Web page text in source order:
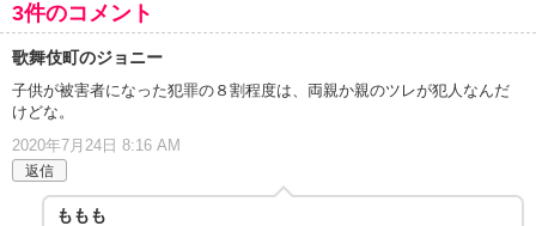
3件のコメント
歌舞伎町のジョニー
子供が被害者になった犯罪の８割程度は、両親か親のツレが犯人なんだ
けどな。
2020年7月24日 8:16 AM
返信
ももも